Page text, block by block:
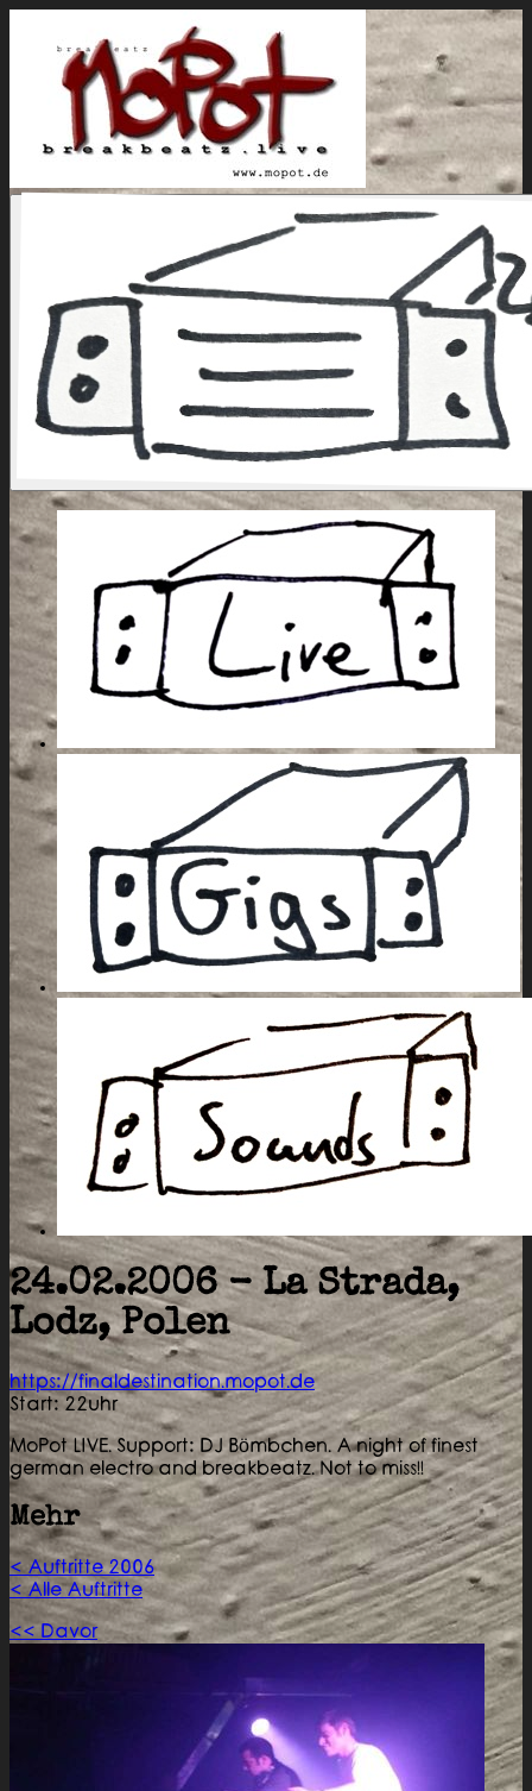
24.02.2006 - La Strada,
Lodz, Polen
https://finaldestination.mopot.de
Start: 22uhr
MoPot LIVE. Support: DJ Bömbchen. A night of finest
german electro and breakbeatz. Not to miss!!
Mehr
< Auftritte 2006
< Alle Auftritte
<< Davor